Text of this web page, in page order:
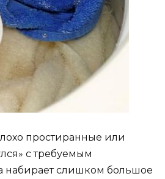
простиранные или
с требуемым
набирает слишком большое